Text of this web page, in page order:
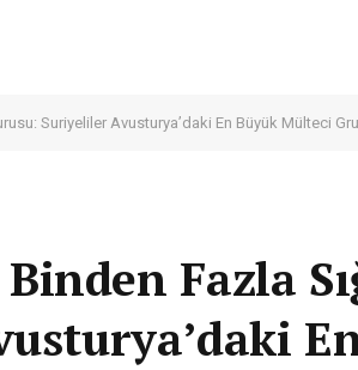
Suriyeliler Avusturya’daki En Büyük Mülteci
Fazla